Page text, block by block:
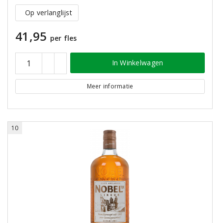
Op verlanglijst
41,95 per fles
In Winkelwagen
Meer informatie
10